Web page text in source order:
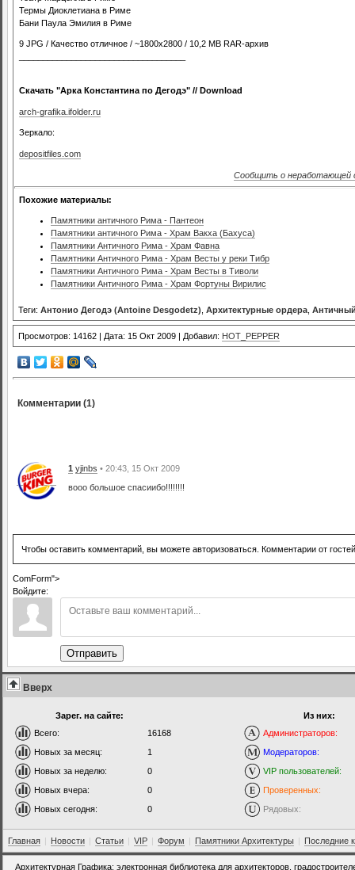
Термы Диоклетиана в Риме
Бани Паула Эмилия в Риме
9 JPG / Качество отличное / ~1800x2800 / 10,2 MB RAR-архив
Скачать "Арка Константина по Дегодэ" // Download
arch-grafika.ifolder.ru
Зеркало:
depositfiles.com
Сообщить о неработающей
Похожие материалы:
Памятники античного Рима - Пантеон
Памятники античного Рима - Храм Вакха (Бахуса)
Памятники Античного Рима - Храм Фавна
Памятники Античного Рима - Храм Весты у реки Тибр
Памятники Античного Рима - Храм Весты в Тиволи
Памятники Античного Рима - Храм Фортуны Вирилис
Теги: Антонио Дегодэ (Antoine Desgodetz) Архитектурные ордера
Просмотров: 14162 | Дата: 15 Окт 2009 | Добавил: HOT_PEPPER
Комментарии (1)
1 yjinbs • 20:43, 15 Окт 2009
вооо большое спасиибо!!!!!!!!
Чтобы оставить комментарий, вы можете авторизоваться. Комментарии от
ComForm">
Войдите:
Отправить
Вверх
Зарег. на сайте:
Всего:
16168
Новых за месяц:
1
Новых за неделю:
0
Новых вчера:
0
Новых сегодня:
0
Из них:
Администраторов:
Модераторов:
VIP пользователей:
Проверенных:
Рядовых:
Главная | Новости | Статьи | VIP | Форум | Памятники Архитектуры | Последние
Архитектурная Графика: электронная библиотека для архитекторов,